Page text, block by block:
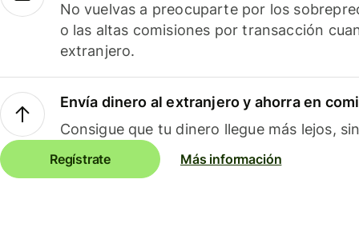
No vuelvas a preocuparte por los
o las altas comisiones por transacción
extranjero.
Envía dinero al extranjero y ahorra en
Consigue que tu dinero llegue más lejos,
Regístrate Más información